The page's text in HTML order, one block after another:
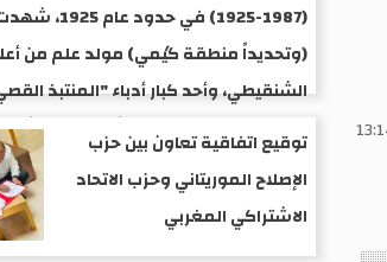
(1987-1925) ​في
(وتحديداً منطقة گيمي) مولد علم من
الشنقيطي، وأحد كبار أدباء "المنتبذ
الرواد؛ الأديب الراحل الفالِّي ولد
توقيع اتفاقية تعاون بين حزب
الإصلاح الموريتاني وحزب الاتحاد
الاشتراكي المغربي